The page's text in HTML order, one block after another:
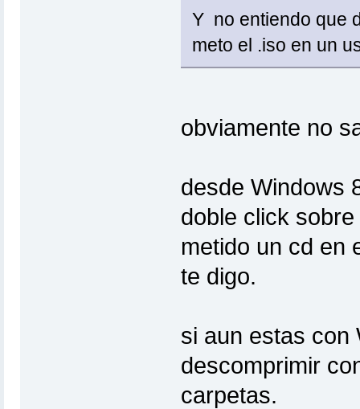
Y no entiendo que
meto el .iso en un
obviamente no
desde Windows
doble click
metido un cd en
te digo.
si aun estas con
descomprimir
carpetas.